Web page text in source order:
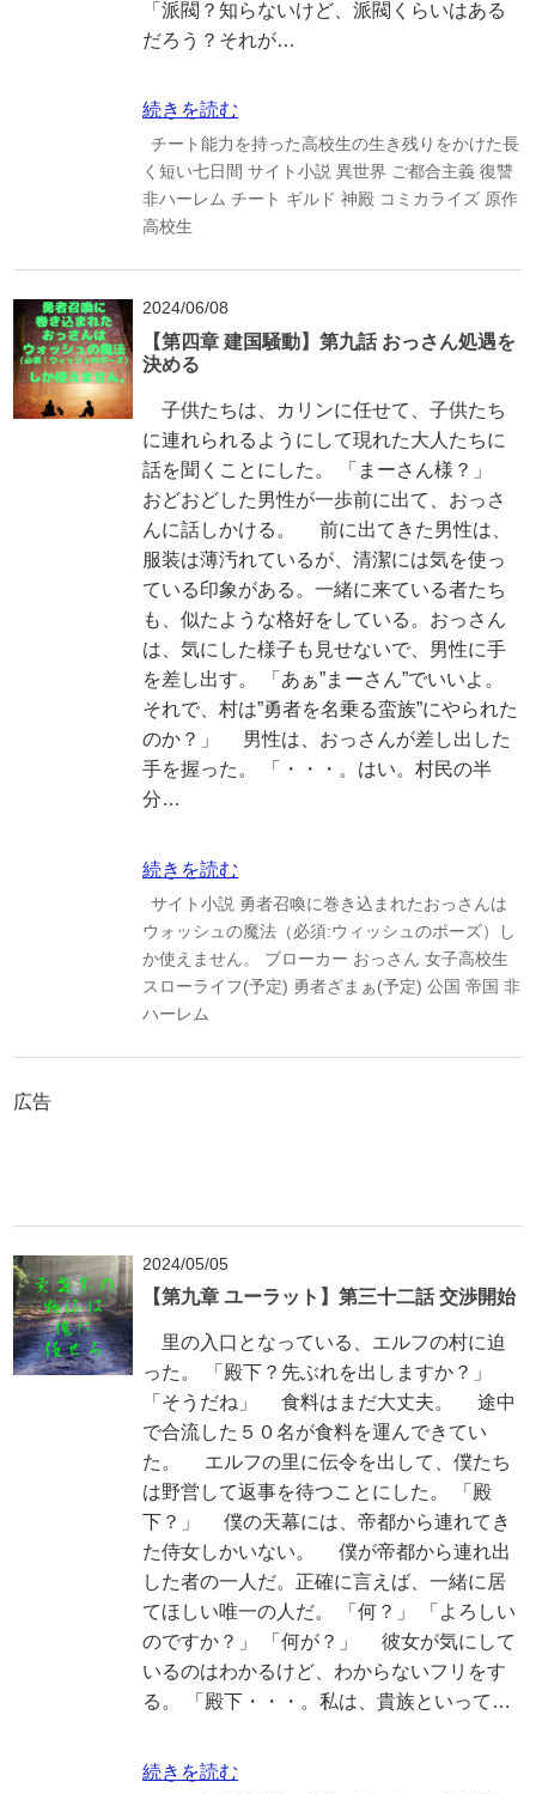
「派閥？知らないけど、派閥くらいはある
だろう？それが…
続きを読む
チート能力を持った高校生の生き残りをかけた長
く短い七日間 サイト小説 異世界 ご都合主義 復讐
非ハーレム チート ギルド 神殿 コミカライズ 原作
高校生
2024/06/08
【第四章 建国騒動】第九話 おっさん処遇を
決める
子供たちは、カリンに任せて、子供たち
に連れられるようにして現れた大人たちに
話を聞くことにした。 「まーさん様？」
おどおどした男性が一歩前に出て、おっさ
んに話しかける。 前に出てきた男性は、
服装は薄汚れているが、清潔には気を使っ
ている印象がある。一緒に来ている者たち
も、似たような格好をしている。おっさん
は、気にした様子も見せないで、男性に手
を差し出す。 「あぁ”まーさん”でいいよ。
それで、村は”勇者を名乗る蛮族”にやられた
のか？」 男性は、おっさんが差し出した
手を握った。 「・・・。はい。村民の半
分…
続きを読む
サイト小説 勇者召喚に巻き込まれたおっさんは
ウォッシュの魔法（必須:ウィッシュのポーズ）し
か使えません。
ブローカー おっさん 女子高校生
スローライフ(予定) 勇者ざまぁ(予定) 公国 帝国 非
ハーレム
広告
2024/05/05
【第九章 ユーラット】第三十二話 交渉開始
里の入口となっている、エルフの村に迫
った。 「殿下？先ぶれを出しますか？」
「そうだね」 食料はまだ大丈夫。 途中
で合流した５０名が食料を運んできてい
た。 エルフの里に伝令を出して、僕たち
は野営して返事を待つことにした。 「殿
下？」 僕の天幕には、帝都から連れてき
た侍女しかいない。 僕が帝都から連れ出
した者の一人だ。正確に言えば、一緒に居
てほしい唯一の人だ。 「何？」 「よろしい
のですか？」 「何が？」 彼女が気にして
いるのはわかるけど、わからないフリをす
る。 「殿下・・・。私は、貴族といって…
続きを読む